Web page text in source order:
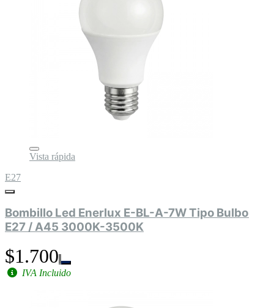
Vista rápida
E27
Bombillo Led Enerlux E-BL-A-7W Tipo Bulbo
E27 / A45 3000K-3500K
$1.700
IVA Incluido